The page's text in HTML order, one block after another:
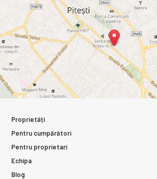
Proprietăți
Pentru cumpărători
Pentru proprietari
Echipa
Blog